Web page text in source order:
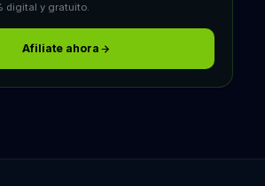
digital y gratuito.
Afiliate ahora